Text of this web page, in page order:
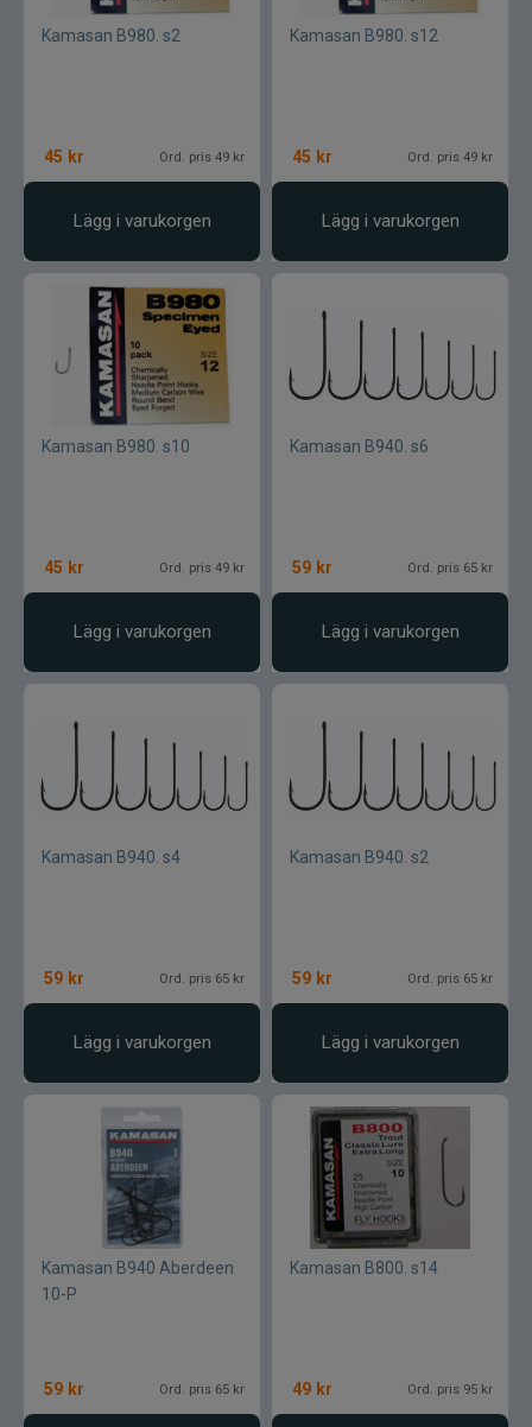
Kamasan B980. s2
45 kr Ord. pris 49 kr
Lägg i varukorgen
Kamasan B980. s12
45 kr Ord. pris 49 kr
Lägg i varukorgen
Kamasan B980. s10
45 kr Ord. pris 49 kr
Lägg i varukorgen
Kamasan B940. s6
59 kr Ord. pris 65 kr
Lägg i varukorgen
Kamasan B940. s4
59 kr Ord. pris 65 kr
Lägg i varukorgen
Kamasan B940. s2
59 kr Ord. pris 65 kr
Lägg i varukorgen
Kamasan B940 Aberdeen
10-P
59 kr Ord. pris 65 kr
Kamasan B800. s14
49 kr Ord. pris 95 kr